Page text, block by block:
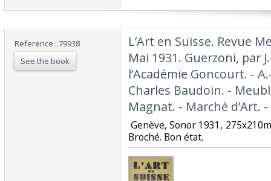
Reference : 79938
See the book
‎L’Art en Suisse. Revue
Mai 1931. Guerzoni, par
l’Académie Goncourt. -
Charles Baudoin. -
Magnat. - Marché d’Art.
Genève, Sonor 1931,
Broché. Bon état. ‎